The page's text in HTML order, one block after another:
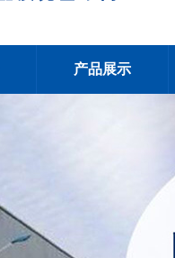
产品展示